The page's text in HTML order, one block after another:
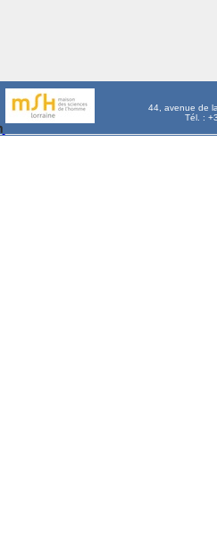
44, avenue de
Tél. :